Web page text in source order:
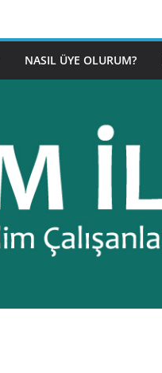
NASIL ÜYE OLURUM?